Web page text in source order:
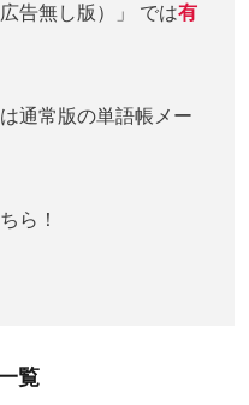
告無し版）」 では有
通常版の単語帳メー
ら！
覧